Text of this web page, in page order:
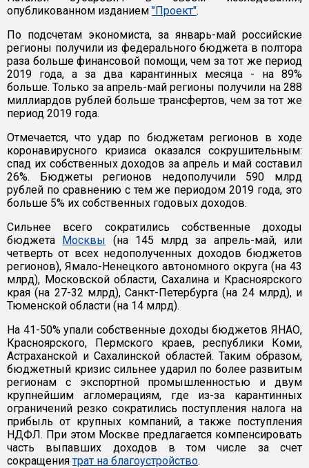
опубликованном изданием "Проект".
По подсчетам экономиста, за январь-май российские
регионы получили из федерального бюджета в полтора
раза больше финансовой помощи, чем за тот же период
2019 года, а за два карантинных месяца - на 89%
больше. Только за апрель-май регионы получили на 288
миллиардов рублей больше трансфертов, чем за тот же
период 2019 года.
Отмечается, что удар по бюджетам регионов в ходе
коронавирусного кризиса оказался сокрушительным:
спад их собственных доходов за апрель и май составил
26%. Бюджеты регионов недополучили 590 млрд
рублей по сравнению с тем же периодом 2019 года, это
больше 5% их собственных годовых доходов.
Сильнее всего сократились собственные доходы
бюджета Москвы (на 145 млрд за апрель-май, или
четверть от всех недополученных доходов бюджетов
регионов), Ямало-Ненецкого автономного округа (на 43
млрд), Московской области, Сахалина и Красноярского
края (на 27-32 млрд), Санкт-Петербурга (на 24 млрд), и
Тюменской области (на 14 млрд).
На 41-50% упали собственные доходы бюджетов ЯНАО,
Красноярского, Пермского краев, республики Коми,
Астраханской и Сахалинской областей. Таким образом,
бюджетный кризис сильнее ударил по более развитым
регионам с экспортной промышленностью и двум
крупнейшим агломерациям, где из-за карантинных
ограничений резко сократились поступления налога на
прибыль от крупных компаний, а также поступления
НДФЛ. При этом Москве предлагается компенсировать
часть выпавших доходов в том числе за счет
сокращения трат на благоустройство.